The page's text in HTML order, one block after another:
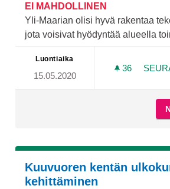
EI MAHDOLLINEN
Yli-Maarian olisi hyvä rakentaa
jota voisivat hyödyntää alueella
Luontiaika
15.05.2020
36 36
Kuuvuoren kentän
kehittäminen